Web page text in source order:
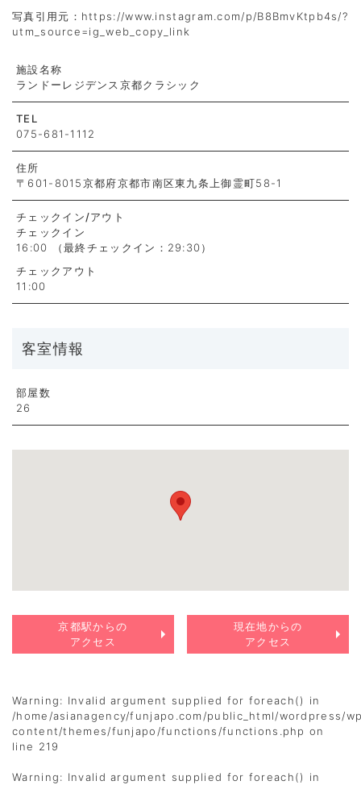
写真引用元：https://www.instagram.com/p/B8BmvKtpb4s/?
utm_source=ig_web_copy_link
施設名称
ランドーレジデンス京都クラシック
TEL
075-681-1112
住所
〒601-8015京都府京都市南区東九条上御霊町58-1
チェックイン/アウト
チェックイン
16:00 （最終チェックイン：29:30）
チェックアウト
11:00
客室情報
部屋数
26
京都駅からの
アクセス
現在地からの
アクセス
Warning: Invalid argument supplied for foreach() in
/home/asianagency/funjapo.com/public_html/wordpress/
content/themes/funjapo/functions/functions.php on
line 219
Warning: Invalid argument supplied for foreach() in